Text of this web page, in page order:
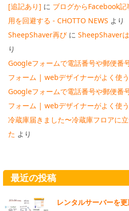
[追記あり] に ブログからFacebook
用を回避する - CHOTTO NEWS より
SheepShaver再び に SheepShaver
り
Googleフォームで電話番号や郵便番
フォーム | webデザイナーがよく使
Googleフォームで電話番号や郵便番
フォーム | webデザイナーがよく使
冷蔵庫届きました〜冷蔵庫フロアに
た より
最近の投稿
レンタルサーバーを